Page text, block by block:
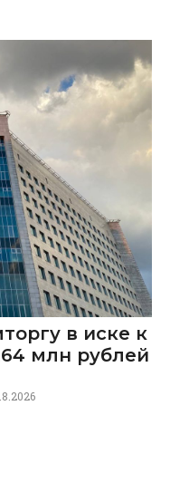
в иске к
млн рублей